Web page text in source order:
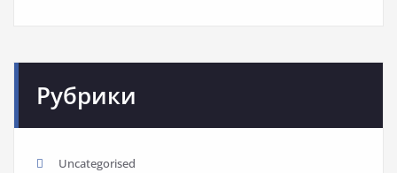
Рубрики
Uncategorised